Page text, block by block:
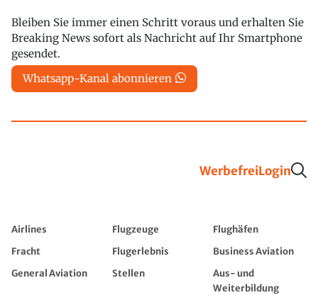
Bleiben Sie immer einen Schritt voraus und erhalten Sie
Breaking News sofort als Nachricht auf Ihr Smartphone
gesendet.
Whatsapp-Kanal abonnieren
WerbefreiLogin
Airlines Flugzeuge
Flughäfen
Fracht
Flugerlebnis
Business Aviation
General Aviation
Stellen
Aus- und
Weiterbildung